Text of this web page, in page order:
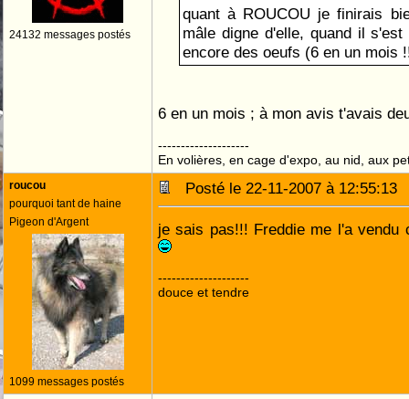
24132 messages postés
quant à ROUCOU je finirais
mâle digne d'elle, quand il
encore des oeufs (6 en un mois
6 en un mois ; à mon avis t'avais
--------------------
En volières, en cage d'expo, au nid, aux
roucou
pourquoi tant de haine
Pigeon d'Argent
1099 messages postés
Posté le 22-11-2007 à
je sais pas!!! Freddie me l'a
--------------------
douce et tendre